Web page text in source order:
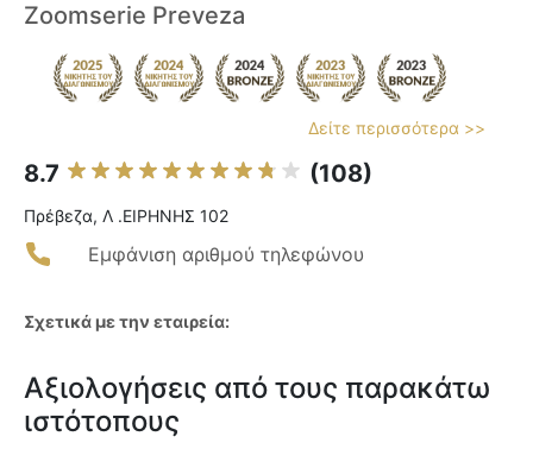
Zoomserie Preveza
Δείτε περισσότερα >>
8.7 (108)
Πρέβεζα, Λ .ΕΙΡΗΝΗΣ 102
Εμφάνιση αριθμού τηλεφώνου
Σχετικά με την εταιρεία:
Αξιολογήσεις από τους παρακάτω
ιστότοπους